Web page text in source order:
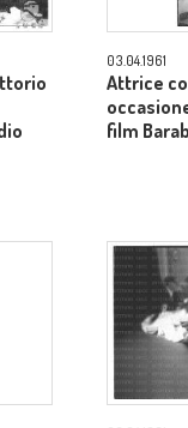
03.04.1961
Attrice
film